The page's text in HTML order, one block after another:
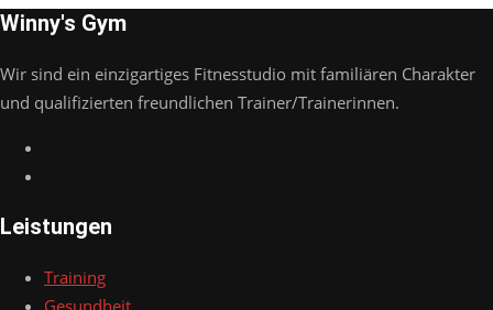
Winny's Gym
Wir sind ein einzigartiges Fitnesstudio mit familiären Charakter
und qualifizierten freundlichen Trainer/Trainerinnen.
Leistungen
Training